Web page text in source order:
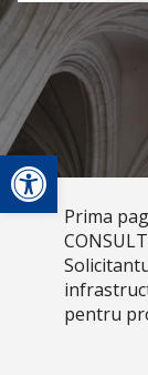
Deschide bara de unelte
Prima
pentru